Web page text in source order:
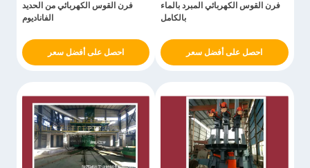
فرن القوس الكهربائي المبرد بالماء
بالكامل
احصل على أفضل سعر
فرن القوس الكهربائي من الحديد
الفاناديوم
احصل على أفضل سعر